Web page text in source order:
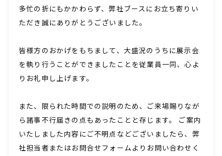
多忙の折にもかかわらず、弊社ブースにお立ち寄りい
ただき誠にありがとうございました。
皆様方のおかげをもちまして、大盛況のうちに展示会
を執り行うことができましたことを従業員一同、心よ
りお礼申し上げます。
また、限られた時間での説明のため、ご来場賜りなが
ら諸事不行届きの点もあったことと存じます。 ご案内
いたしました内容にご不明点などございましたら、弊
社担当者またはお問合せフォームよりお問い合わせく